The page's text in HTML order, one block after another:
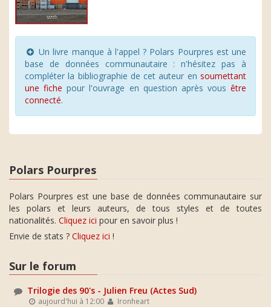
Un livre manque à l'appel ? Polars Pourpres est une
base de données communautaire : n'hésitez pas à
compléter la bibliographie de cet auteur en soumettant
une fiche pour l'ouvrage en question après vous être
connecté.
Polars Pourpres
Polars Pourpres est une base de données communautaire sur
les polars et leurs auteurs, de tous styles et de toutes
nationalités. Cliquez ici pour en savoir plus !
Envie de stats ? Cliquez ici !
Sur le forum
Trilogie des 90's - Julien Freu (Actes Sud)
aujourd'hui à 12:00 Ironheart